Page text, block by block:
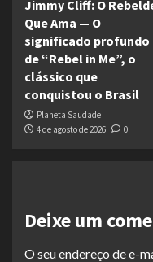
Jimmy Cliff: O
Que Ama — O
significado profundo
de “Rebel in Me”, o
clássico que
conquistou o Brasil
Planeta Saudade
4 de agosto de 2026
0
Deixe um
O seu endereço de e-